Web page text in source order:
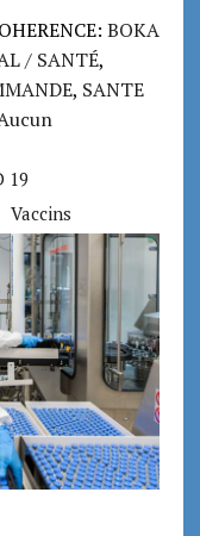
BOKA
/ SANTÉ,
, SANTE
19
Vaccins